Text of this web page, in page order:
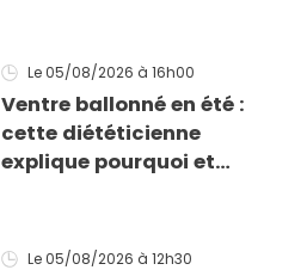
Le 05/08/2026 à 16h00
Ventre ballonné en été :
cette diététicienne
explique pourquoi et
Le 05/08/2026 à 12h30